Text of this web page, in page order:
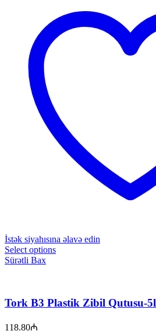
İstək siyahısına əlavə edin
Select options
Sürətli Bax
Tork B3 Plastik Zibil Qutusu-5l
118.80₼